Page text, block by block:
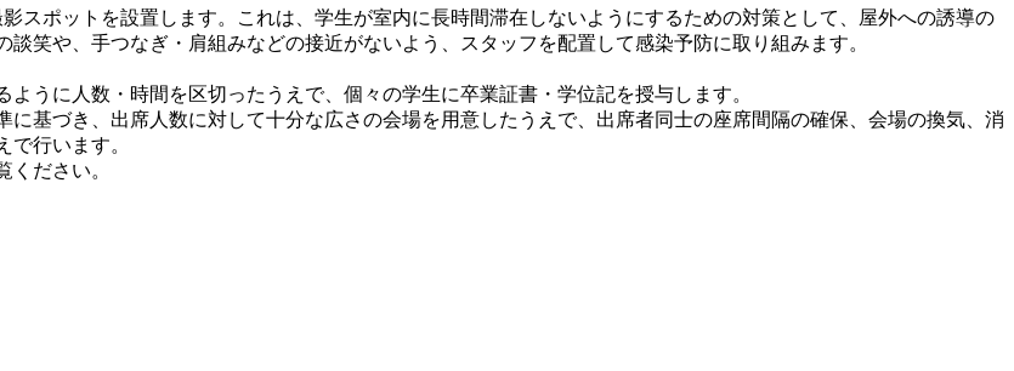
スポットを設置します。これは、学生が室内に長時間滞在しないようにするための対策として、屋外への誘導の
笑や、手つなぎ・肩組みなどの接近がないよう、スタッフを配置して感染予防に取り組みます。
うに人数・時間を区切ったうえで、個々の学生に卒業証書・学位記を授与します。
基づき、出席人数に対して十分な広さの会場を用意したうえで、出席者同士の座席間隔の確保、会場の換気、消
行います。
ださい。